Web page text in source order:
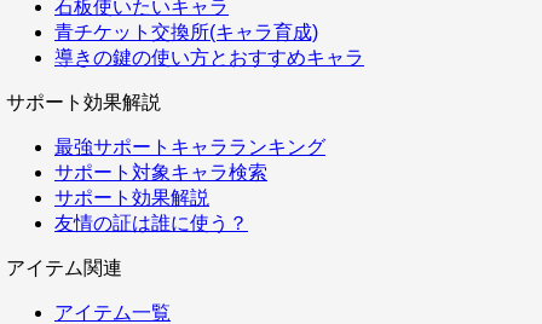
石板使いたいキャラ
青チケット交換所(キャラ育成)
導きの鍵の使い方とおすすめキャラ
サポート効果解説
最強サポートキャラランキング
サポート対象キャラ検索
サポート効果解説
友情の証は誰に使う？
アイテム関連
アイテム一覧